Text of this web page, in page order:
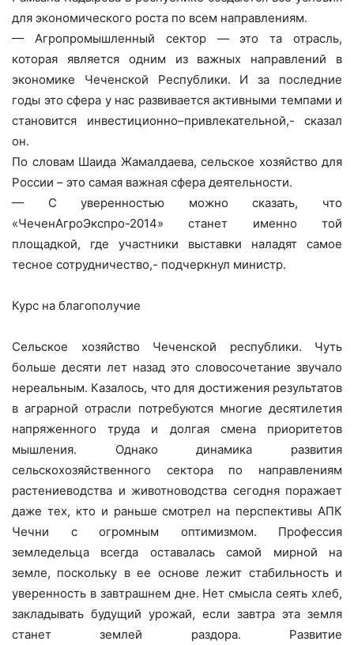
для экономического роста по всем направлениям.
— Агропромышленный сектор — это та отрасль,
которая является одним из важных направлений в
экономике Чеченской Республики. И за последние
годы это сфера у нас развивается активными темпами и
становится инвестиционно–привлекательной,- сказал
он.
По словам Шаида Жамалдаева, сельское хозяйство для
России – это самая важная сфера деятельности.
— С уверенностью можно сказать, что
«ЧеченАгроЭкспро-2014» станет именно той
площадкой, где участники выставки наладят самое
тесное сотрудничество,- подчеркнул министр.
Курс на благополучие
Сельское хозяйство Чеченской республики. Чуть
больше десяти лет назад это словосочетание звучало
нереальным. Казалось, что для достижения результатов
в аграрной отрасли потребуются многие десятилетия
напряженного труда и долгая смена приоритетов
мышления. Однако динамика развития
сельскохозяйственного сектора по направлениям
растениеводства и животноводства сегодня поражает
даже тех, кто и раньше смотрел на перспективы АПК
Чечни с огромным оптимизмом. Профессия
земледельца всегда оставалась самой мирной на
земле, поскольку в ее основе лежит стабильность и
уверенность в завтрашнем дне. Нет смысла сеять хлеб,
закладывать будущий урожай, если завтра эта земля
станет землей раздора. Развитие